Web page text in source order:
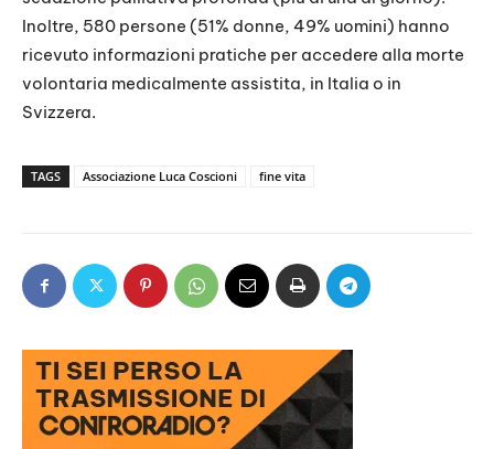
Inoltre, 580 persone (51% donne, 49% uomini) hanno
ricevuto informazioni pratiche per accedere alla morte
volontaria medicalmente assistita, in Italia o in
Svizzera.
TAGS Associazione Luca Coscioni fine vita